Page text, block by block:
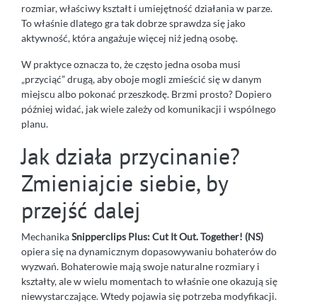
rozmiar, właściwy kształt i umiejętność działania w parze.
To właśnie dlatego gra tak dobrze sprawdza się jako
aktywność, która angażuje więcej niż jedną osobę.
W praktyce oznacza to, że często jedna osoba musi
„przyciąć” drugą, aby oboje mogli zmieścić się w danym
miejscu albo pokonać przeszkodę. Brzmi prosto? Dopiero
później widać, jak wiele zależy od komunikacji i wspólnego
planu.
Jak działa przycinanie?
Zmieniajcie siebie, by
przejść dalej
MechanikaSnipperclips Plus: Cut It Out. Together! (NS)
opiera się na dynamicznym dopasowywaniu bohaterów do
wyzwań. Bohaterowie mają swoje naturalne rozmiary i
kształty, ale w wielu momentach to właśnie one okazują się
niewystarczające. Wtedy pojawia się potrzeba modyfikacji.